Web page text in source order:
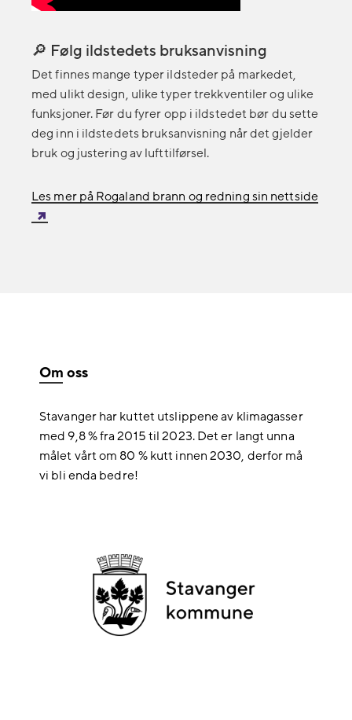
🔎 Følg ildstedets bruksanvisning
Det finnes mange typer ildsteder på markedet,
med ulikt design, ulike typer trekkventiler og ulike
funksjoner. Før du fyrer opp i ildstedet bør du sette
deg inn i ildstedets bruksanvisning når det gjelder
bruk og justering av lufttilførsel.
Les mer på Rogaland brann og redning sin nettside
Om oss
Stavanger har kuttet utslippene av klimagasser
med 9,8 % fra 2015 til 2023. Det er langt unna
målet vårt om 80 % kutt innen 2030, derfor må
vi bli enda bedre!